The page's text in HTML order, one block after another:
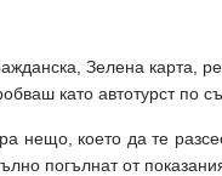
Зелена карта,
като автотурст по
нещо, което да те
погълнат от